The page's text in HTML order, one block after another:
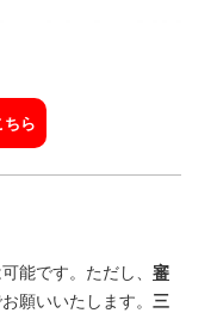
ちら
能です。ただし、 審
願いいたします。 三